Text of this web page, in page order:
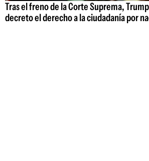
Tras el freno de la Corte Suprema,
decreto el derecho a la ciudadanía por